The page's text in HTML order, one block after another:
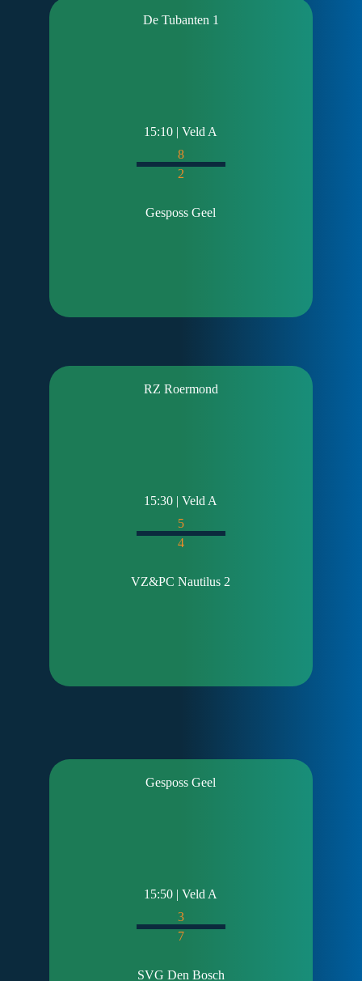
De Tubanten 1
15:10 | Veld A
8
2
Gesposs Geel
RZ Roermond
15:30 | Veld A
5
4
VZ&PC Nautilus 2
Gesposs Geel
15:50 | Veld A
3
7
SVG Den Bosch